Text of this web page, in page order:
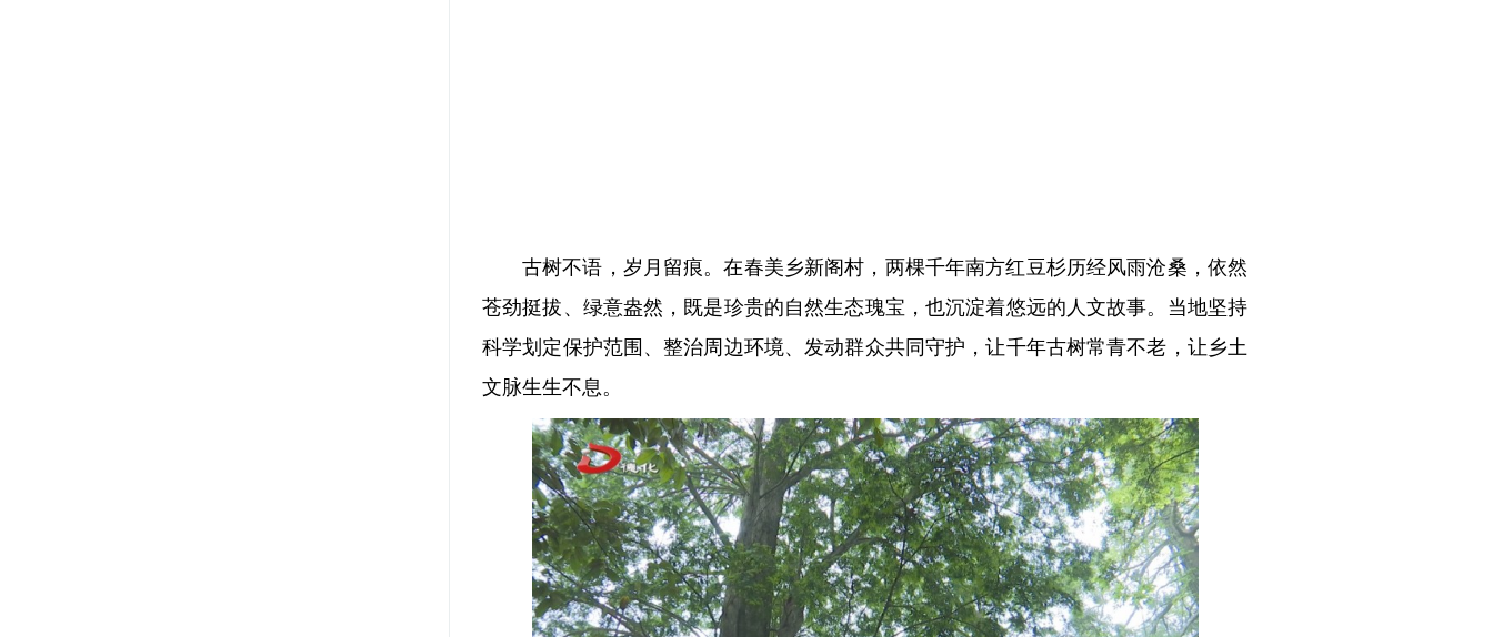
古树不语，岁月留痕。在春美乡新阁村，两棵千年南方红豆杉历经风雨沧桑，依然
苍劲挺拔、绿意盎然，既是珍贵的自然生态瑰宝，也沉淀着悠远的人文故事。当地坚持
科学划定保护范围、整治周边环境、发动群众共同守护，让千年古树常青不老，让乡土
文脉生生不息。